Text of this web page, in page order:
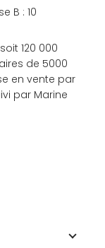
B : 10
120 000
de 5000
en vente par
par Marine